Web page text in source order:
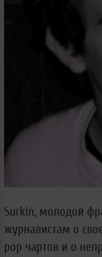
Surkin, молодой
журналистам о
pop чартов и о